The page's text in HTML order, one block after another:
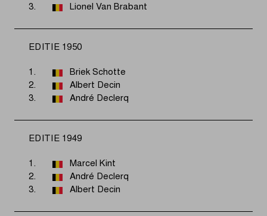
3.
Lionel Van Brabant
EDITIE 1950
1.
Briek Schotte
2.
Albert Decin
3.
André Declerq
EDITIE 1949
1.
Marcel Kint
2.
André Declerq
3.
Albert Decin